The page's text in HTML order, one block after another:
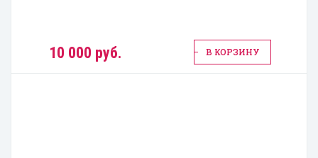
10 000 руб. В КОРЗИНУ